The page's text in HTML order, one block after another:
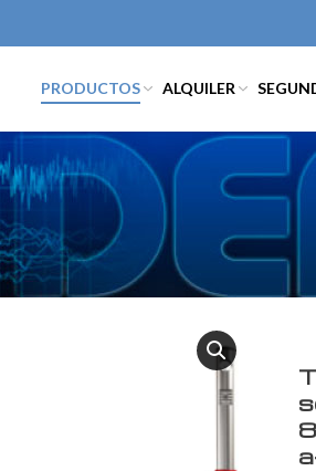
PRODUCTOS ALQUILER